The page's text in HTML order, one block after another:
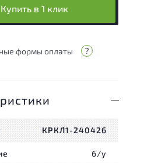
Купить в 1 клик
формы оплаты
КРКЛ1-240426
б/у